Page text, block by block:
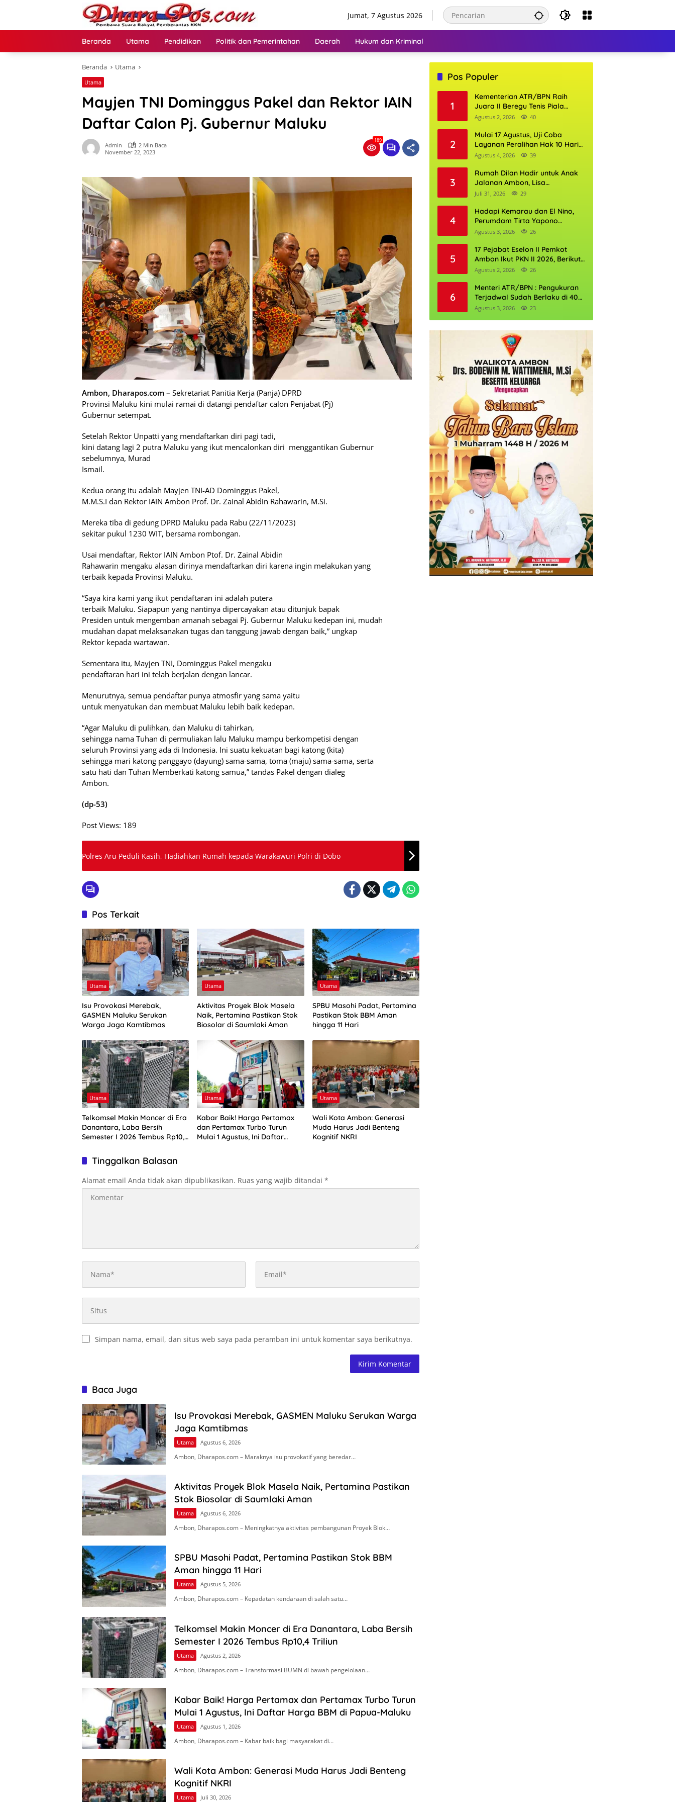
Jumat, 7 Agustus 2026
Beranda Utama Pendidikan Politik dan Pemerintahan Daerah Hukum dan Kriminal
Beranda Utama
Utama
Mayjen TNI Dominggus Pakel dan Rektor IAIN
Daftar Calon Pj. Gubernur Maluku
Admin
2 Min Baca
November 22, 2023
189
Ambon, Dharapos.com – Sekretariat Panitia Kerja (Panja) DPRD
Provinsi Maluku kini mulai ramai di datangi pendaftar calon Penjabat (Pj)
Gubernur setempat.
Setelah Rektor Unpatti yang mendaftarkan diri pagi tadi,
kini datang lagi 2 putra Maluku yang ikut mencalonkan diri menggantikan Gubernur
sebelumnya, Murad
Ismail.
Kedua orang itu adalah Mayjen TNI-AD Dominggus Pakel,
M.M.S.I dan Rektor IAIN Ambon Prof. Dr. Zainal Abidin Rahawarin, M.Si.
Mereka tiba di gedung DPRD Maluku pada Rabu (22/11/2023)
sekitar pukul 1230 WIT, bersama rombongan.
Usai mendaftar, Rektor IAIN Ambon Ptof. Dr. Zainal Abidin
Rahawarin mengaku alasan dirinya mendaftarkan diri karena ingin melakukan yang
terbaik kepada Provinsi Maluku.
“Saya kira kami yang ikut pendaftaran ini adalah putera
terbaik Maluku. Siapapun yang nantinya dipercayakan atau ditunjuk bapak
Presiden untuk mengemban amanah sebagai Pj. Gubernur Maluku kedepan ini, mudah
mudahan dapat melaksanakan tugas dan tanggung jawab dengan baik,” ungkap
Rektor kepada wartawan.
Sementara itu, Mayjen TNI, Dominggus Pakel mengaku
pendaftaran hari ini telah berjalan dengan lancar.
Menurutnya, semua pendaftar punya atmosfir yang sama yaitu
untuk menyatukan dan membuat Maluku lebih baik kedepan.
“Agar Maluku di pulihkan, dan Maluku di tahirkan,
sehingga nama Tuhan di permuliakan lalu Maluku mampu berkompetisi dengan
seluruh Provinsi yang ada di Indonesia. Ini suatu kekuatan bagi katong (kita)
sehingga mari katong panggayo (dayung) sama-sama, toma (maju) sama-sama, serta
satu hati dan Tuhan Memberkati katong samua,” tandas Pakel dengan dialeg
Ambon.
(dp-53)
Post Views: 189
Polres Aru Peduli Kasih, Hadiahkan Rumah kepada Warakawuri Polri di Dobo
Pos Terkait
Utama
Isu Provokasi Merebak,
GASMEN Maluku Serukan
Warga Jaga Kamtibmas
Utama
Aktivitas Proyek Blok Masela
Naik, Pertamina Pastikan Stok
Biosolar di Saumlaki Aman
Utama
SPBU Masohi Padat, Pertamina
Pastikan Stok BBM Aman
hingga 11 Hari
Utama
Telkomsel Makin Moncer di Era
Danantara, Laba Bersih
Semester I 2026 Tembus Rp10,4
Utama
Kabar Baik! Harga Pertamax
dan Pertamax Turbo Turun
Mulai 1 Agustus, Ini Daftar
Utama
Wali Kota Ambon: Generasi
Muda Harus Jadi Benteng
Kognitif NKRI
Tinggalkan Balasan
Alamat email Anda tidak akan dipublikasikan. Ruas yang wajib ditandai *
Simpan nama, email, dan situs web saya pada peramban ini untuk komentar saya berikutnya.
Baca Juga
Isu Provokasi Merebak, GASMEN Maluku Serukan Warga
Jaga Kamtibmas
Utama Agustus 6, 2026
Ambon, Dharapos.com – Maraknya isu provokatif yang beredar…
Aktivitas Proyek Blok Masela Naik, Pertamina Pastikan
Stok Biosolar di Saumlaki Aman
Utama Agustus 6, 2026
Ambon, Dharapos.com – Meningkatnya aktivitas pembangunan Proyek Blok…
SPBU Masohi Padat, Pertamina Pastikan Stok BBM
Aman hingga 11 Hari
Utama Agustus 5, 2026
Ambon, Dharapos.com – Kepadatan kendaraan di salah satu…
Telkomsel Makin Moncer di Era Danantara, Laba Bersih
Semester I 2026 Tembus Rp10,4 Triliun
Utama Agustus 2, 2026
Ambon, Dharapos.com – Transformasi BUMN di bawah pengelolaan…
Kabar Baik! Harga Pertamax dan Pertamax Turbo Turun
Mulai 1 Agustus, Ini Daftar Harga BBM di Papua-Maluku
Utama Agustus 1, 2026
Ambon, Dharapos.com – Kabar baik bagi masyarakat di…
Wali Kota Ambon: Generasi Muda Harus Jadi Benteng
Kognitif NKRI
Utama Juli 30, 2026
Pos Populer
1
Kementerian ATR/BPN Raih
Juara II Beregu Tenis Piala
Gubernur DKI Jakarta 2026
Agustus 2, 2026 40
2
Mulai 17 Agustus, Uji Coba
Layanan Peralihan Hak 10 Hari
di 15 Kantor Pertanahan
Agustus 4, 2026 39
3
Rumah Dilan Hadir untuk Anak
Jalanan Ambon, Lisa
Wattimena: Tak Ada Anak yang
Depannya
Juli 31, 2026 29
4
Hadapi Kemarau dan El Nino,
Perumdam Tirta Yapono
Perkuat Cadangan Air Ambon
Agustus 3, 2026 26
5
17 Pejabat Eselon II Pemkot
Ambon Ikut PKN II 2026, Berikut
Daftarnya
Agustus 2, 2026 26
6
Menteri ATR/BPN : Pengukuran
Terjadwal Sudah Berlaku di 400
Kantor Pertanahan
Agustus 3, 2026 23